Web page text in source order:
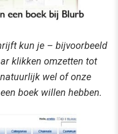
kun je – bijvoorbeeld
klikken omzetten tot
wel of onze
boek willen hebben.